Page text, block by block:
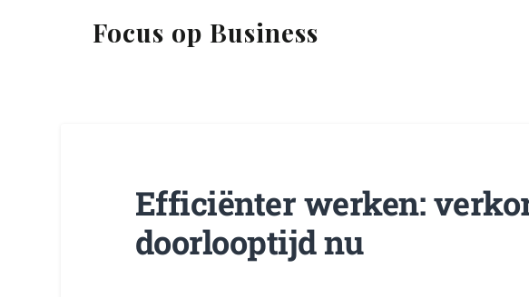
Focus op Business
Efficiënter werken:
doorlooptijd nu